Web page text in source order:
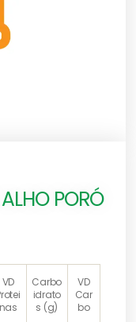
PORÓ
VD
nas
Carbo
idrato
s (g)
VD
Car
bo